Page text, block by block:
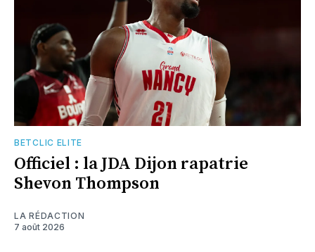
BETCLIC ELITE
Officiel : la JDA Dijon rapatrie
Shevon Thompson
LA RÉDACTION
7 août 2026